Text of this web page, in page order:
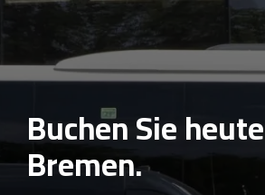
Buchen Sie
Bremen.